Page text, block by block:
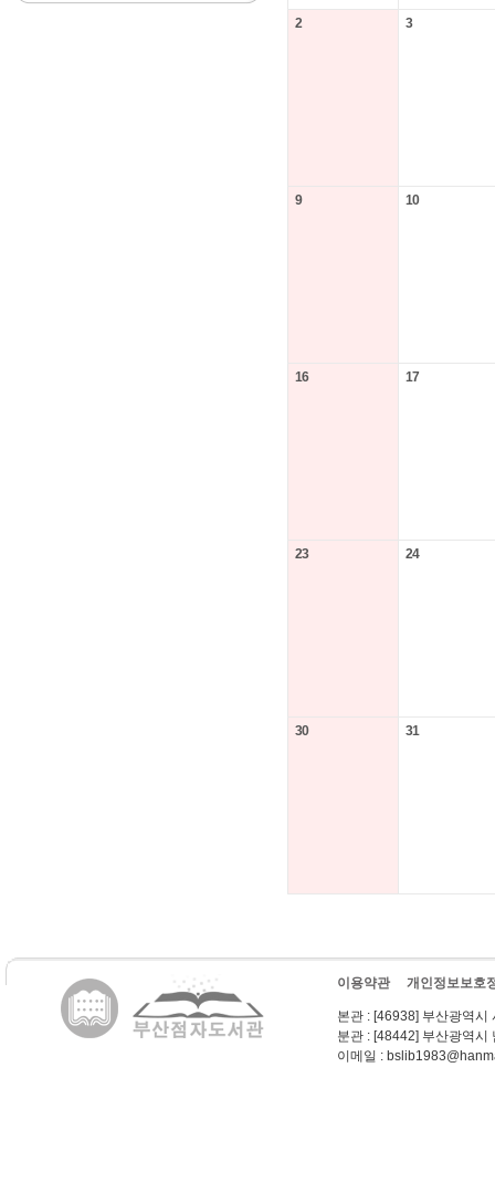
2 3
9 10
16 17
23 24
30 31
이용약관 개인정보보호
본관 : [46938] 부산광역
분관 : [48442] 부산광역
이메일 :